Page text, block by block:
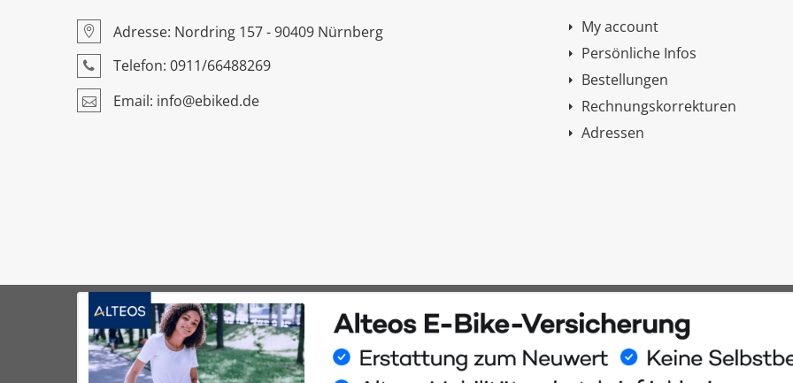
Adresse: Nordring 157 - 90409 Nürnberg
Telefon: 0911/66488269
Email: info@ebiked.de
My account
Persönliche Infos
Bestellungen
Rechnungskorrekturen
Adressen